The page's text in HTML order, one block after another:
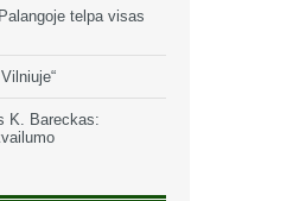
telpa visas
K. Bareckas: